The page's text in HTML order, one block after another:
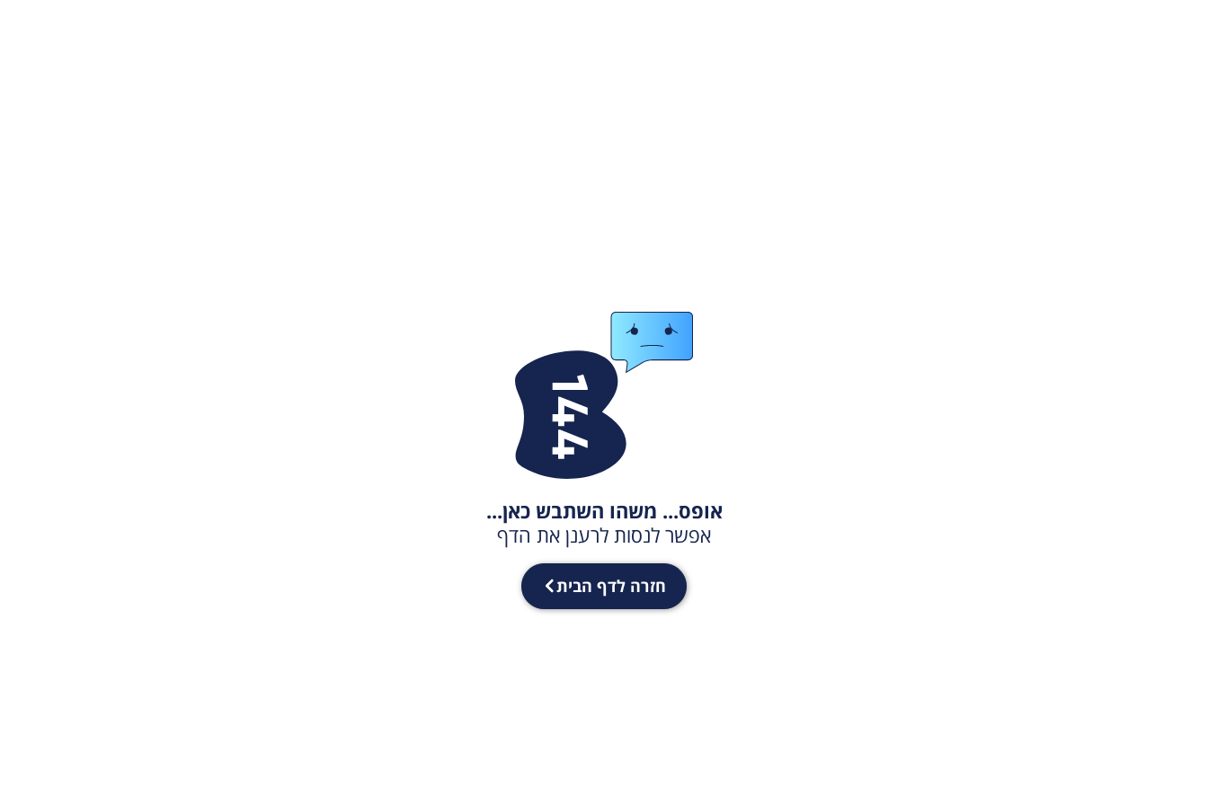
אופס... משהו השתבש כאן...
אפשר לנסות לרענן את הדף
חזרה לדף הבית